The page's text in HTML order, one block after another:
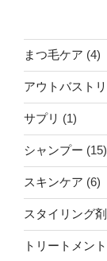
まつ毛ケア 44
個
の
アウトバスト
サプリ 11
個
商
シャンプー 15
スキンケア 66
個
の
商
スタイリング剤
トリートメント